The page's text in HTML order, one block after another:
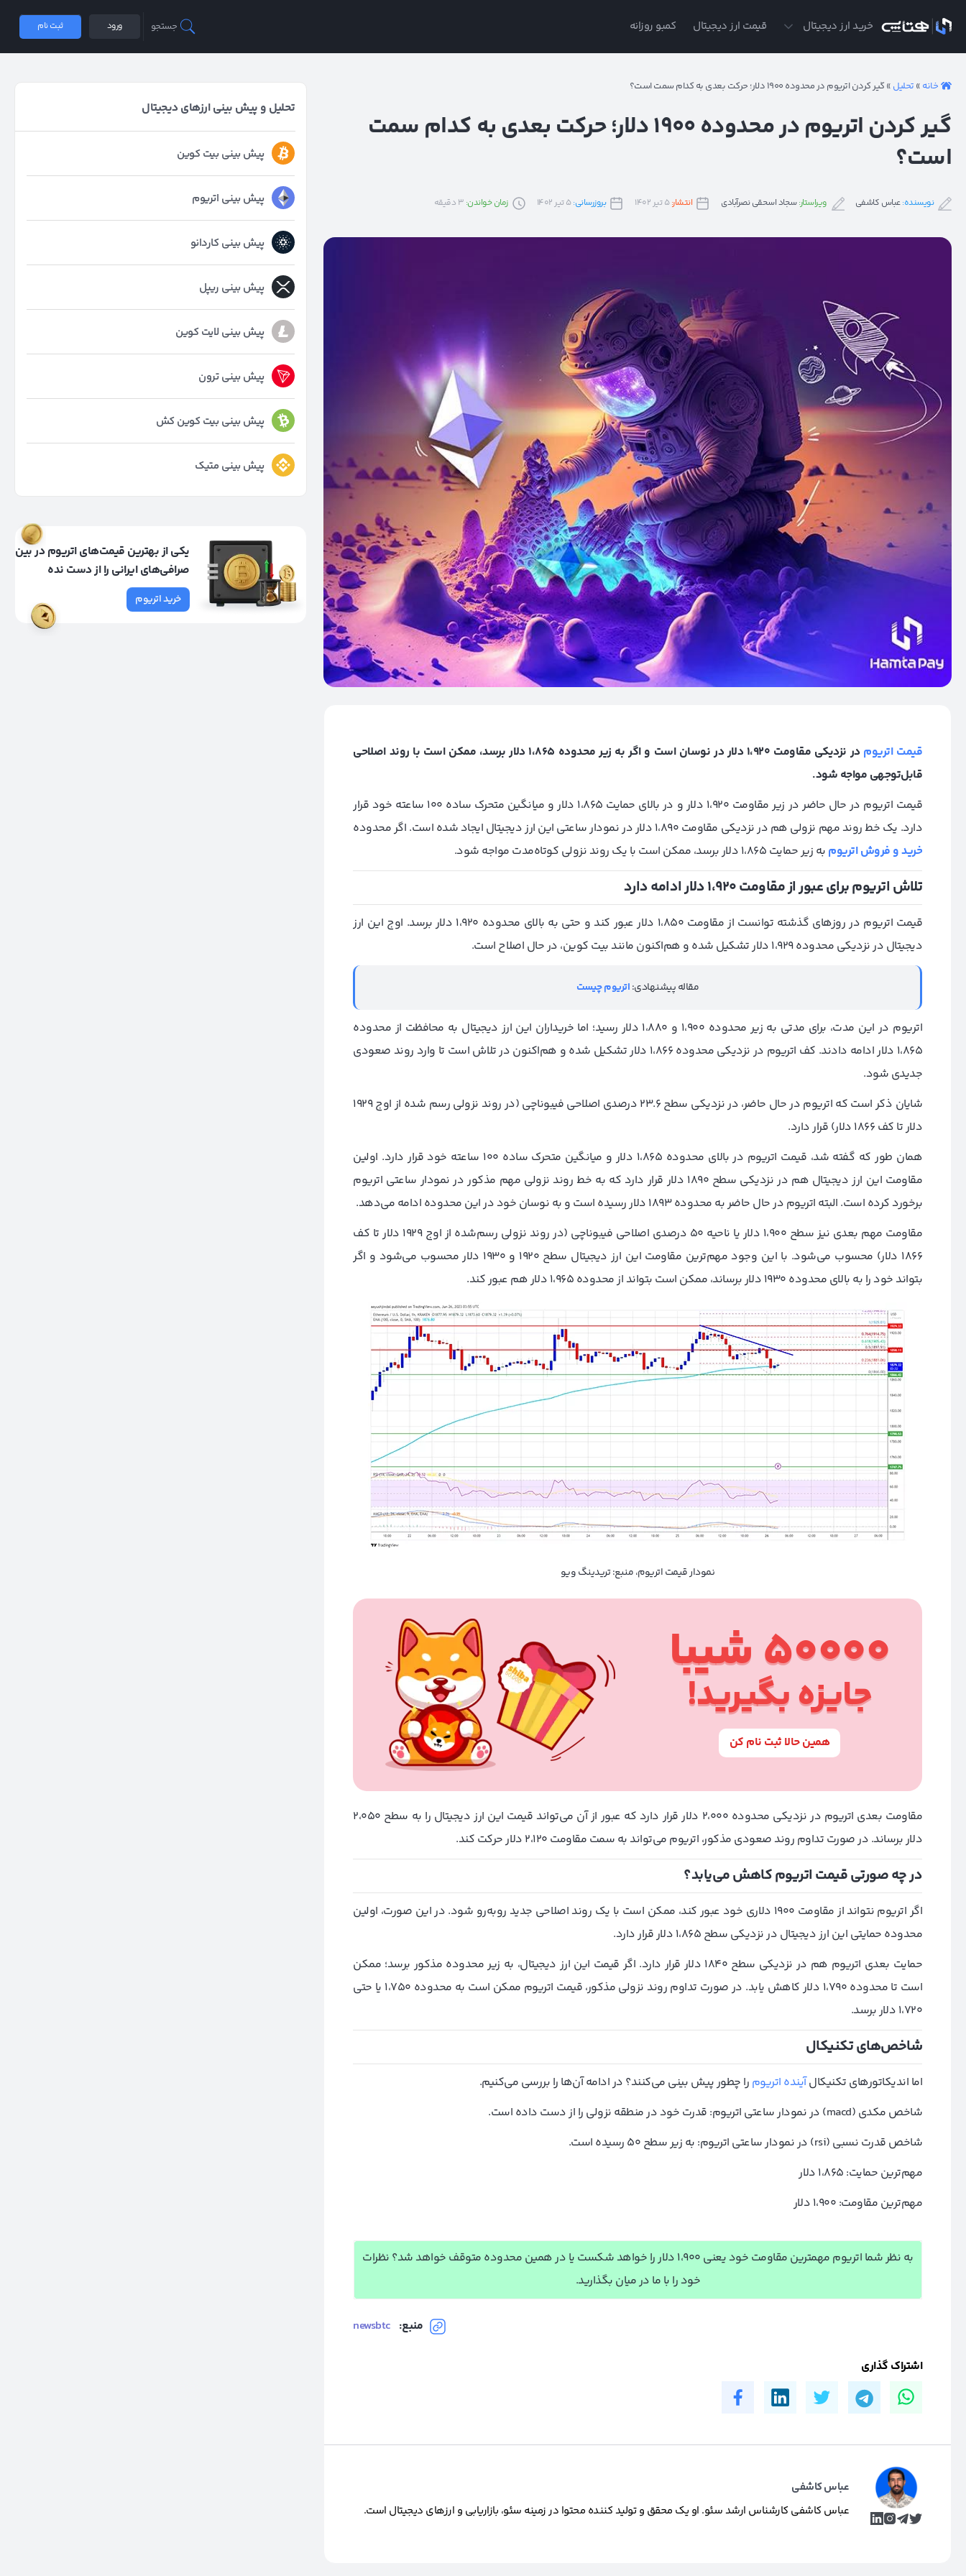
خرید ارز دیجیتال قیمت ارز دیجیتال کمبو روزانه جستجو ورود ثبت نام
خانه » تحلیل » گیر کردن اتریوم در محدوده ۱۹۰۰ دلار؛ حرکت بعدی به کدام سمت است؟
گیر کردن اتریوم در محدوده ۱۹۰۰ دلار؛ حرکت بعدی به کدام سمت
است؟
نویسنده:عباس کاشفی ویراستار:سجاد اسحقی نصرآبادی انتشار:۵ تیر ۱۴۰۲ بروزرسانی:5 تیر 1402 زمان خواندن: 3 دقیقه
قیمت اتریوم
در نزدیکی مقاومت ۱،۹۲۰ دلار در نوسان است و اگر به زیر محدوده ۱،۸۶۵ دلار برسد، ممکن است با روند اصلاحی
قابل‌توجهی مواجه شود.
قیمت اتریوم در حال حاضر در زیر مقاومت ۱،۹۲۰ دلار و در بالای حمایت ۱،۸۶۵ دلار و میانگین متحرک ساده ۱۰۰ ساعته خود قرار
دارد. یک خط روند مهم نزولی هم در نزدیکی مقاومت ۱،۸۹۰ دلار در نمودار ساعتی این ارز دیجیتال ایجاد شده است. اگر محدوده
خرید و فروش اتریوم به زیر حمایت ۱،۸۶۵ دلار برسد، ممکن است با یک روند نزولی کوتاه‌مدت مواجه شود.
تلاش اتریوم برای عبور از مقاومت ۱،۹۲۰ دلار ادامه دارد
قیمت اتریوم در روزهای گذشته توانست از مقاومت ۱،۸۵۰ دلار عبور کند و حتی به بالای محدوده ۱،۹۲۰ دلار برسد. اوج این ارز
دیجیتال در نزدیکی محدوده ۱،۹۲۹ دلار تشکیل شده و هم‌اکنون مانند بیت کوین، در حال اصلاح است.
مقاله پیشنهادی:اتریوم چیست
اتریوم در این مدت، برای مدتی به زیر محدوده ۱،۹۰۰ و ۱،۸۸۰ دلار رسید؛ اما خریداران این ارز دیجیتال به محافظت از محدوده
۱،۸۶۵ دلار ادامه دادند. کف اتریوم در نزدیکی محدوده ۱،۸۶۶ دلار تشکیل شده و هم‌اکنون در تلاش است تا وارد روند صعودی
جدیدی شود.
شایان ذکر است که اتریوم در حال حاضر، در نزدیکی سطح ۲۳.۶ درصدی اصلاحی فیبوناچی (در روند نزولی رسم‌ شده از اوج ۱۹۲۹
دلار تا کف ۱۸۶۶ دلار) قرار دارد.
همان طور که گفته شد، قیمت اتریوم در بالای محدوده ۱،۸۶۵ دلار و میانگین متحرک ساده ۱۰۰ ساعته خود قرار دارد. اولین
مقاومت این ارز دیجیتال هم در نزدیکی سطح ۱۸۹۰ دلار قرار دارد که به خط روند نزولی مهم مذکور در نمودار ساعتی اتریوم
برخورد کرده است. البته اتریوم در حال حاضر به محدوده ۱۸۹۳ دلار رسیده است و به نوسان خود در این محدوده ادامه می‌دهد.
مقاومت مهم بعدی نیز سطح ۱،۹۰۰ دلار یا ناحیه ۵۰ درصدی اصلاحی فیبوناچی (در روند نزولی رسم‌شده از اوج ۱۹۲۹ دلار تا کف
۱۸۶۶ دلار) محسوب می‌شود. با این وجود مهم‌ترین مقاومت این ارز دیجیتال سطح ۱۹۲۰ و ۱۹۳۰ دلار محسوب می‌شود و اگر
بتواند خود را به بالای محدوده ۱۹۳۰ دلار برساند، ممکن است بتواند از محدوده ۱،۹۶۵ دلار هم عبور کند.
نمودار قیمت اتریوم، منبع: تریدینگ ویو
50000 شیبا
جایزه بگیرید!
همین حالا ثبت نام کن
مقاومت بعدی اتریوم در نزدیکی محدوده ۲،۰۰۰ دلار قرار دارد که عبور از آن می‌تواند قیمت این ارز دیجیتال را به سطح ۲،۰۵۰
دلار برساند. در صورت تداوم روند صعودی مذکور، اتریوم می‌تواند به سمت مقاومت ۲،۱۲۰ دلار حرکت کند.
در چه صورتی قیمت اتریوم کاهش می‌یابد؟
اگر اتریوم نتواند از مقاومت ۱۹۰۰ دلاری خود عبور کند، ممکن است با یک روند اصلاحی جدید روبه‌رو شود. در این صورت، اولین
محدوده حمایتی این ارز دیجیتال در نزدیکی سطح ۱،۸۶۵ دلار قرار دارد.
حمایت بعدی اتریوم هم در نزدیکی سطح ۱۸۴۰ دلار قرار دارد. اگر قیمت این ارز دیجیتال، به زیر محدوده مذکور برسد؛ ممکن
است تا محدوده ۱،۷۹۰ دلار کاهش یابد. در صورت تداوم روند نزولی مذکور، قیمت اتریوم ممکن است به محدوده ۱،۷۵۰ یا حتی
۱،۷۲۰ دلار برسد.
شاخص‌های تکنیکال
اما اندیکاتورهای تکنیکالآینده اتریوم را چطور پیش بینی می‌کنند؟ در ادامه آن‌ها را بررسی می‌کنیم.
شاخص مکدی (macd) در نمودار ساعتی اتریوم: قدرت خود در منطقه نزولی را از دست داده است.
شاخص قدرت نسبی (rsi) در نمودار ساعتی اتریوم: به زیر سطح ۵۰ رسیده است.
مهم‌ترین حمایت: ۱،۸۶۵ دلار
مهم‌ترین مقاومت: ۱،۹۰۰ دلار
به نظر شما اتریوم مهمترین مقاومت خود یعنی 1،900 دلار را خواهد شکست یا در همین محدوده متوقف خواهد شد؟ نظرات
خود را با ما در میان بگذارید.
منبع: newsbtc
اشتراک گذاری
عباس کاشفی
عباس کاشفی کارشناس ارشد سئو. او یک محقق و تولید کننده محتوا در زمینه سئو، بازاریابی و ارزهای دیجیتال است.
تحلیل و پیش بینی ارزهای دیجیتال
پیش بینی بیت کوین
پیش بینی اتریوم
پیش بینی کاردانو
پیش بینی ریپل
پیش بینی لایت کوین
پیش بینی ترون
پیش بینی بیت کوین کش
پیش بینی متیک
یکی از بهترین قیمت‌های اتریوم در بین
صرافی‌های ایرانی را از دست نده
خرید اتریوم